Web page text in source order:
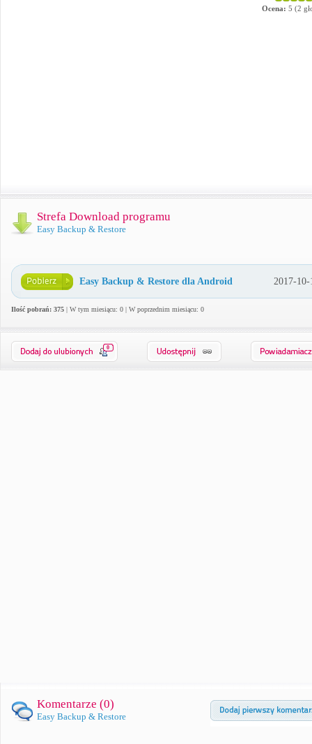
Ocena: 5 (2
Strefa Download programu
Easy Backup & Restore
Easy Backup & Restore dla Android 2017-10-
Ilość pobrań: 375 | W tym miesiącu: 0 | W poprzednim miesiącu: 0
0
Komentarze (0)
Easy Backup & Restore